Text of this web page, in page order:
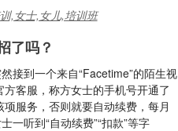
,女士,女儿,培训班
了吗？
接到一个来自“Facetime”的陌生视
客服，称方女士的手机号开通了
服务，否则就要自动续费，每月
一听到“自动续费”“扣款”等字